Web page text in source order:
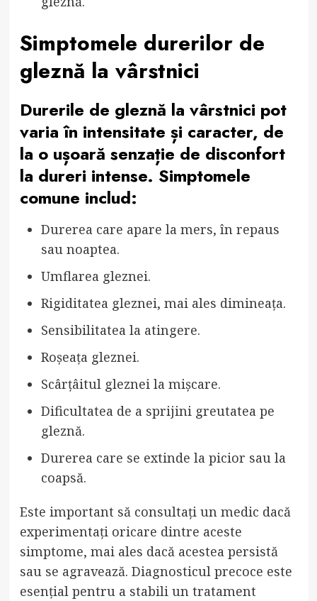
Simptomele durerilor de
gleznă la vârstnici
Durerile de gleznă la vârstnici pot
varia în intensitate și caracter, de
la o ușoară senzație de disconfort
la dureri intense. Simptomele
comune includ:
Durerea care apare la mers, în repaus
sau noaptea.
Umflarea gleznei.
Rigiditatea gleznei, mai ales dimineața.
Sensibilitatea la atingere.
Roșeața gleznei.
Scârțâitul gleznei la mișcare.
Dificultatea de a sprijini greutatea pe
gleznă.
Durerea care se extinde la picior sau la
coapsă.
Este important să consultați un medic dacă
experimentați oricare dintre aceste
simptome, mai ales dacă acestea persistă
sau se agravează. Diagnosticul precoce este
esențial pentru a stabili un tratament